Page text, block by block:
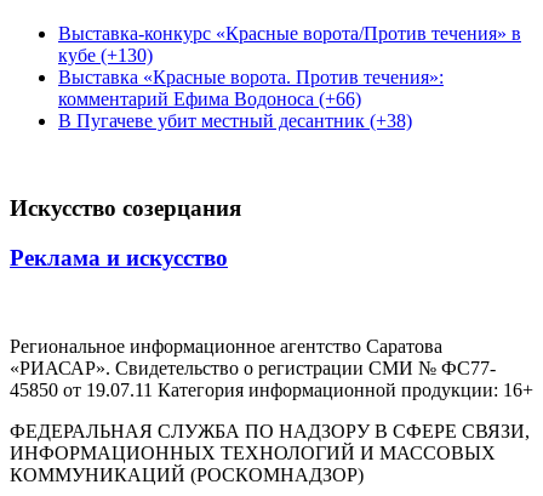
Выставка-конкурс «Красные ворота/Против течения» в
кубе (+130)
Выставка «Красные ворота. Против течения»:
комментарий Ефима Водоноса (+66)
В Пугачеве убит местный десантник (+38)
Искусство созерцания
Реклама и искусство
Региональное информационное агентство Саратова
«РИАСАР». Свидетельство о регистрации СМИ № ФС77-
45850 от 19.07.11 Категория информационной продукции: 16+
ФЕДЕРАЛЬНАЯ СЛУЖБА ПО НАДЗОРУ В СФЕРЕ СВЯЗИ,
ИНФОРМАЦИОННЫХ ТЕХНОЛОГИЙ И МАССОВЫХ
КОММУНИКАЦИЙ (РОСКОМНАДЗОР)